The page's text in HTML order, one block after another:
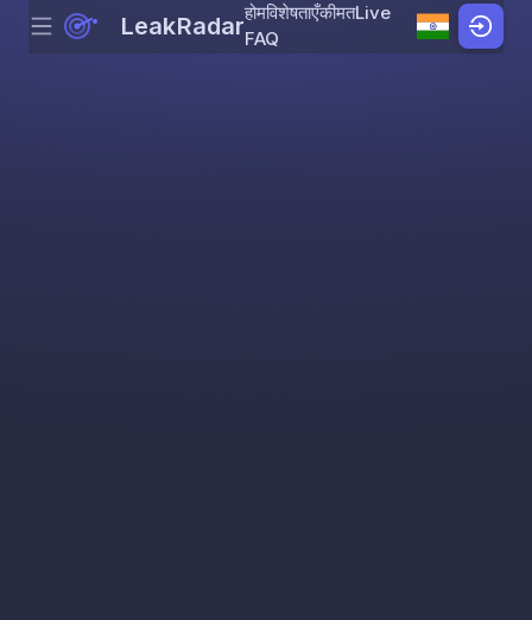
Skip to content
Menu LeakRadarहोमविशेषताएँकीमतLive
FAQ